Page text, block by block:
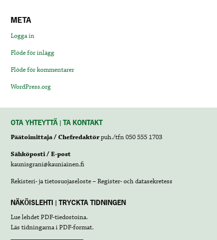
META
Logga in
Flöde för inlägg
Flöde för kommentarer
WordPress.org
OTA YHTEYTTÄ | TA KONTAKT
Päätoimittaja / Chefredaktörpuh./tfn 050 555 1703
Sähköposti / E-post
kaunisgrani@kauniainen.fi
Rekisteri- ja tietosuojaseloste – Register- och datasekretess
NÄKÖISLEHTI | TRYCKTA TIDNINGEN
Lue lehdetPDF-tiedostoina.
Läs tidningarna iPDF-format.